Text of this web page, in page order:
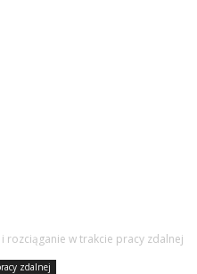
i rozciąganie w trakcie pracy zdalnej
zdalnej